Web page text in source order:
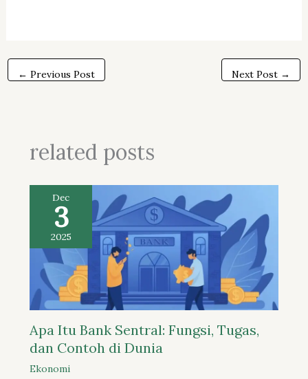
← Previous Post Next Post →
related posts
Dec
3
2025
Apa Itu Bank Sentral: Fungsi, Tugas,
dan Contoh di Dunia
Ekonomi